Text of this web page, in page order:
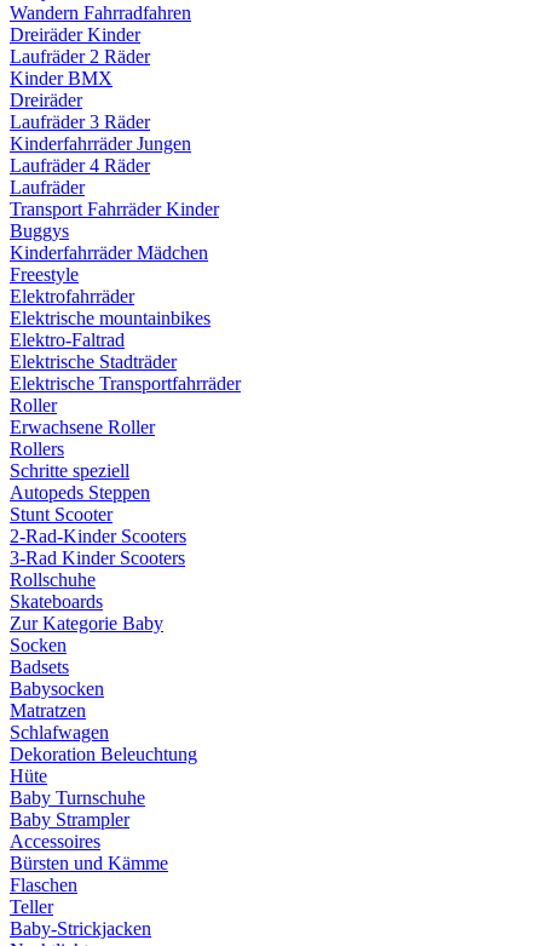
Wandern Fahrradfahren
Dreiräder Kinder
Laufräder 2 Räder
Kinder BMX
Dreiräder
Laufräder 3 Räder
Kinderfahrräder Jungen
Laufräder 4 Räder
Laufräder
Transport Fahrräder Kinder
Buggys
Kinderfahrräder Mädchen
Freestyle
Elektrofahrräder
Elektrische mountainbikes
Elektro-Faltrad
Elektrische Stadträder
Elektrische Transportfahrräder
Roller
Erwachsene Roller
Rollers
Schritte speziell
Autopeds Steppen
Stunt Scooter
2-Rad-Kinder Scooters
3-Rad Kinder Scooters
Rollschuhe
Skateboards
Zur Kategorie Baby
Socken
Badsets
Babysocken
Matratzen
Schlafwagen
Dekoration Beleuchtung
Hüte
Baby Turnschuhe
Baby Strampler
Accessoires
Bürsten und Kämme
Flaschen
Teller
Baby-Strickjacken